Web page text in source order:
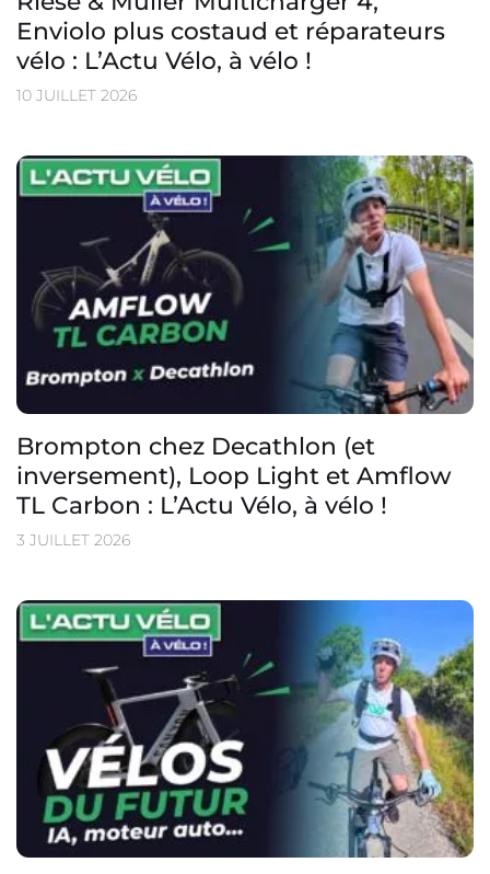
Enviolo plus costaud et réparateurs
vélo : L’Actu Vélo, à vélo !
10 JUILLET 2026
Brompton chez Decathlon (et
inversement), Loop Light et Amflow
TL Carbon : L’Actu Vélo, à vélo !
3 JUILLET 2026